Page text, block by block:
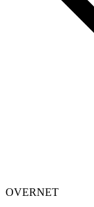
OVERNET